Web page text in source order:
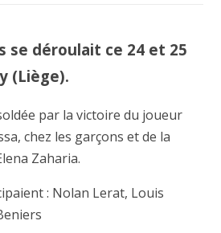
se déroulait ce 24 et 25
(Liège).
par la victoire du joueur
chez les garçons et de la
Zaharia.
: Nolan Lerat, Louis